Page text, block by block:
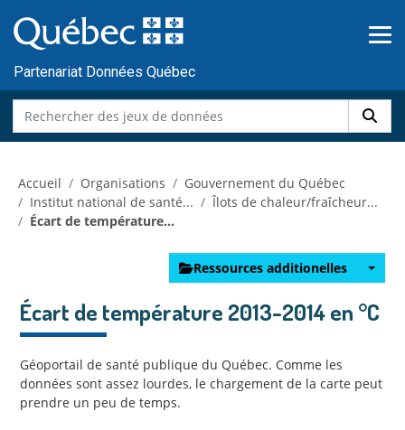
au
contenu
Partenariat Données Québec
Accueil Organisations
Gouvernement du Québec
Institut national de santé...
Îlots de chaleur/fraîcheur...
Écart de température...
Ressources additionelles
Écart de température 2013-2014 en °C
Géoportail de santé publique du Québec. Comme les
données sont assez lourdes, le chargement de la carte peut
prendre un peu de temps.